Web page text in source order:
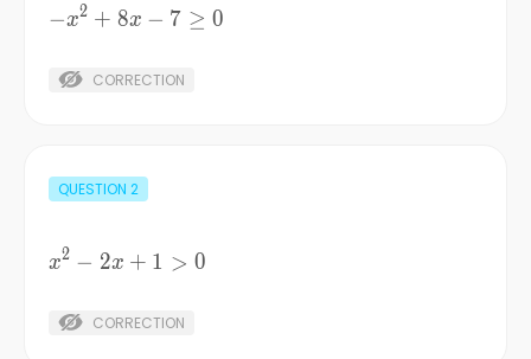
-
+8x-
−x2 + 8x − 7 ≥ 0
CORRECTION
QUESTION 2
x^{2}
x2 − 2x + 1 > 0
CORRECTION